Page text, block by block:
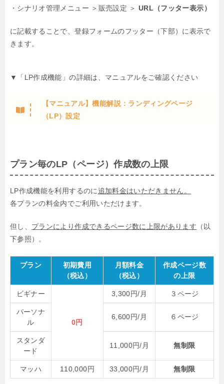
・シナリオ管理メニュー ＞販売設定 ＞URL（フッター表示）
に記載することで、登録フォームのフッター（下部）に表示で
きます。
▼「LP作成機能」の詳細は、マニュアルをご確認ください
【マニュアル】機能解説：ランディングページ
（LP）設定
プラン毎のLP（ページ）作成数の上限
LP作成機能を利用するのに追加料金はいただきません。
各プランの料金内でご利用いただけます。
但し、 プランにより作成できるページ数に上限があります （以
下参照）。
プラン
初期費用
（税込）
月額料金
（税込）
作成ページ数
の上限
ビギナー
0円
3,300円/月 ３ページ
パーソナ
ル
6,600円/月 ６ページ
スタンダ
ード
11,000円/月 無制限
マッハ 110,000円 33,000円/月 無制限